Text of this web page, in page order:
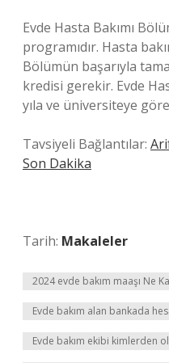
Evde Hasta Bakımı
programıdır. Hasta
Bölümün başarıyla
kredisi gerekir. Evde
yıla ve üniversiteye
Tavsiyeli Bağlantılar:
Son Dakika
Tarih: Makaleler
2024 evde bakım maaşı Ne
Evde bakım alan bankada
Evde bakım ekibi kimlerden